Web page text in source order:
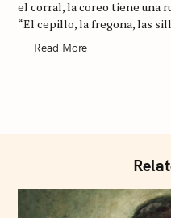
I
E
el corral, la coreo tiene una
“El cepillo, la fregona, las
Read More
S
e
o